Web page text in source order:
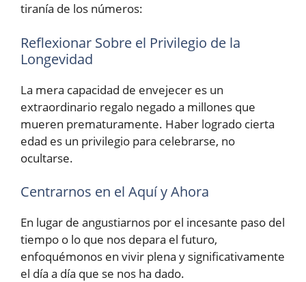
tiranía de los números:
Reflexionar Sobre el Privilegio de la
Longevidad
La mera capacidad de envejecer es un
extraordinario regalo negado a millones que
mueren prematuramente. Haber logrado cierta
edad es un privilegio para celebrarse, no
ocultarse.
Centrarnos en el Aquí y Ahora
En lugar de angustiarnos por el incesante paso del
tiempo o lo que nos depara el futuro,
enfoquémonos en vivir plena y significativamente
el día a día que se nos ha dado.